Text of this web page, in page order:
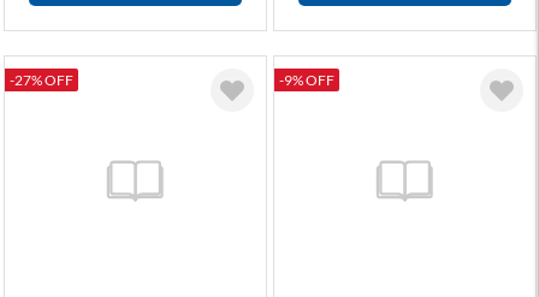
-27% OFF -9% OFF